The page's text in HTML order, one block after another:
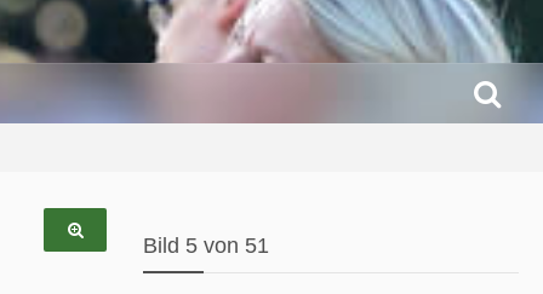
Bild 5 von 51